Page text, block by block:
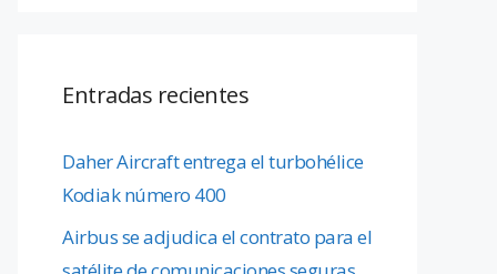
Entradas recientes
Daher Aircraft entrega el turbohélice
Kodiak número 400
Airbus se adjudica el contrato para el